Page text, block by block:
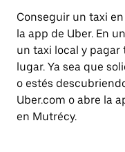
Conseguir un taxi
la app de Uber. En
un taxi local y
lugar. Ya sea que
o estés
Uber.com o abre la
en Mutrécy.